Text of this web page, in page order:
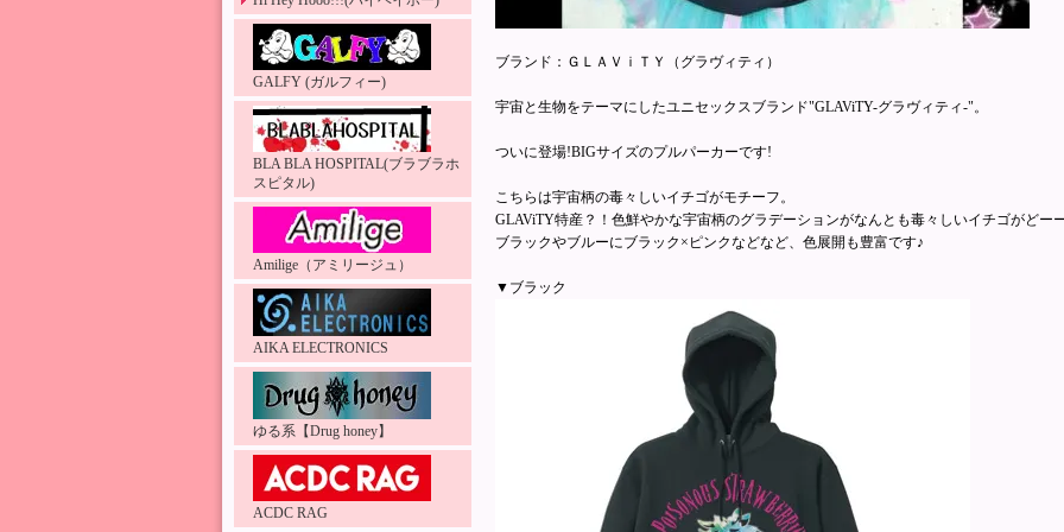
GALFY (ガルフィー)
BLA BLA HOSPITAL(ブラブラホ
スピタル)
Amilige（アミリージュ）
AIKA ELECTRONICS
ゆる系【Drug honey】
ACDC RAG
ブランド：ＧＬＡＶｉＴＹ（グラヴィティ）
宇宙と生物をテーマにしたユニセックスブランド"GLAViTY-グラヴィティ-"。
ついに登場!BIGサイズのプルパーカーです!
こちらは宇宙柄の毒々しいイチゴがモチーフ。
GLAViTY特産？！色鮮やかな宇宙柄のグラデーションがなんとも毒々しいイチゴがどー
ブラックやブルーにブラック×ピンクなどなど、色展開も豊富です♪
▼ブラック